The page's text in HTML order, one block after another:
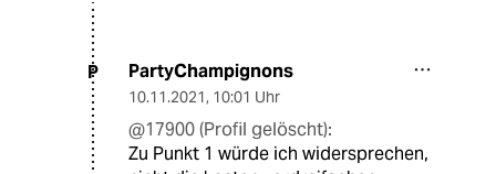
P PartyChampignons
10.11.2021, 10:01 Uhr
@17900 (Profil gelöscht):
Zu Punkt 1 würde ich widersprechen,